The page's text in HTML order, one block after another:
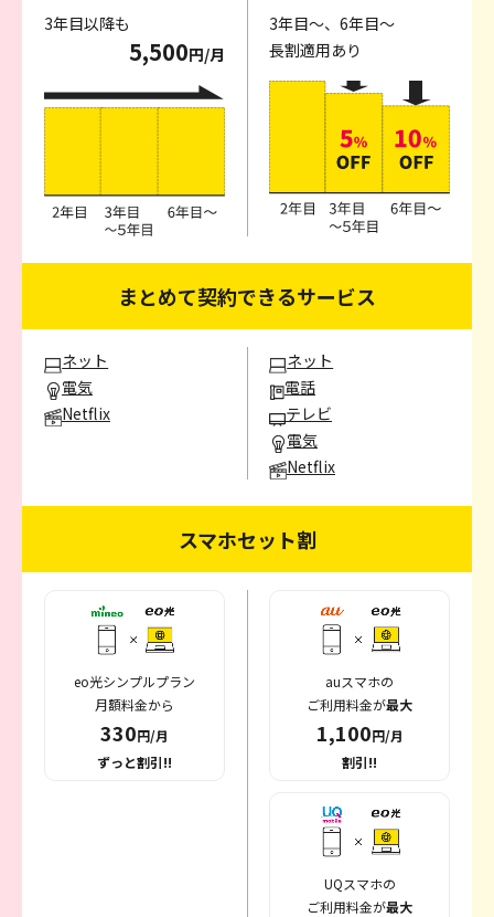
3年目以降も
5,500円/月
3年目～、6年目～
長割適用あり
まとめて契約できるサービス
ネット
電気
Netflix
ネット
電話
テレビ
電気
Netflix
スマホセット割
eo光シンプルプラン
月額料金から
330円/月
ずっと割引!!
auスマホの
ご利用料金が最大
1,100円/月
割引!!
UQスマホの
ご利用料金が最大